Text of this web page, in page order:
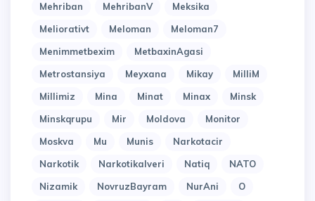
Mehriban
MehribanV
Meksika
Meliorativt
Meloman
Meloman7
Menimmetbexim
MetbaxinAgasi
Metrostansiya
Meyxana Mikay
MilliM
Millimiz
Mina Minat Minax
Minsk
Minskqrupu
Mir Moldova
Monitor
Moskva
Mu Munis
Narkotacir
Narkotik
Narkotikalveri Natiq
NATO
Nizamik
NovruzBayram NurAni
O